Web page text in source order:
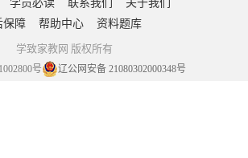
学员必读 联系我们
关于我们
保障
帮助中心 资料题库
学致家教网 版权所有
号 辽公网安备 21080302000348号